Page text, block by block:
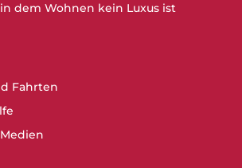
in dem Wohnen kein Luxus ist
Fahrten